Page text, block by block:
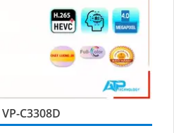
C3308D